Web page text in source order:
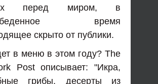
перед миром, в
время
скрыто от публики.
в меню в этом году? The
Post описывает: "Икра,
грибы, десерты из